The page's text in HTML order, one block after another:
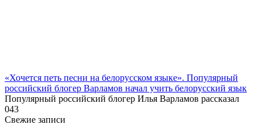
«Хочется петь песни на белорусском языке». Популярный
российский блогер Варламов начал учить белорусский язык
Популярный российский блогер Илья Варламов рассказал
043
Свежие записи